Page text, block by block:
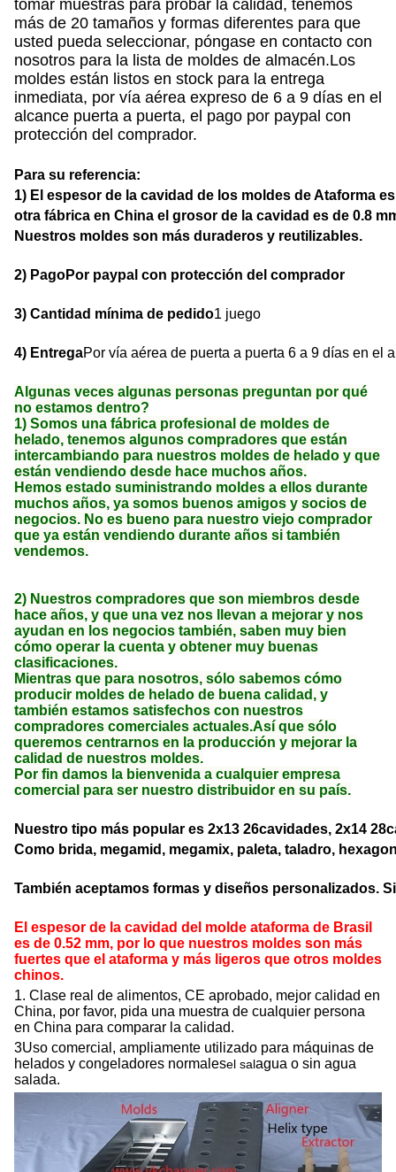
tomar muestras para probar la calidad, tenemos
más de 20 tamaños y formas diferentes para que
usted pueda seleccionar, póngase en contacto con
nosotros para la lista de moldes de almacén.Los
moldes están listos en stock para la entrega
inmediata, por vía aérea expreso de 6 a 9 días en el
alcance puerta a puerta, el pago por paypal con
protección del comprador.
Para su referencia:
1) El espesor de la cavidad de los moldes de Ataforma
otra fábrica en China el grosor de la cavidad es de 0.8
Nuestros moldes son más duraderos y reutilizables.
2) PagoPor paypal con protección del comprador
3) Cantidad mínima de pedido1 juego
4) EntregaPor vía aérea de puerta a puerta 6 a 9 días en el
Algunas veces algunas personas preguntan por qué
no estamos dentro?
1) Somos una fábrica profesional de moldes de
helado, tenemos algunos compradores que están
intercambiando para nuestros moldes de helado y que
están vendiendo desde hace muchos años.
Hemos estado suministrando moldes a ellos durante
muchos años, ya somos buenos amigos y socios de
negocios. No es bueno para nuestro viejo comprador
que ya están vendiendo durante años si también
vendemos.
2) Nuestros compradores que son miembros desde
hace años, y que una vez nos llevan a mejorar y nos
ayudan en los negocios también, saben muy bien
cómo operar la cuenta y obtener muy buenas
clasificaciones.
Mientras que para nosotros, sólo sabemos cómo
producir moldes de helado de buena calidad, y
también estamos satisfechos con nuestros
compradores comerciales actuales.Así que sólo
queremos centrarnos en la producción y mejorar la
calidad de nuestros moldes.
Por fin damos la bienvenida a cualquier empresa
comercial para ser nuestro distribuidor en su país.
Nuestro tipo más popular es 2x13 26cavidades, 2x14
Como brida, megamid, megamix, paleta, taladro,
También aceptamos formas y diseños personalizados.
El espesor de la cavidad del molde ataforma de Brasil
es de 0.52 mm, por lo que nuestros moldes son más
fuertes que el ataforma y más ligeros que otros moldes
chinos.
1. Clase real de alimentos, CE aprobado, mejor calidad en
China, por favor, pida una muestra de cualquier persona
en China para comparar la calidad.
3Uso comercial, ampliamente utilizado para máquinas de
helados y congeladores normalesel salagua o sin agua
salada.